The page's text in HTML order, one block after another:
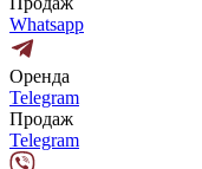
Whatsapp
Оренда
Telegram
Продаж
Telegram